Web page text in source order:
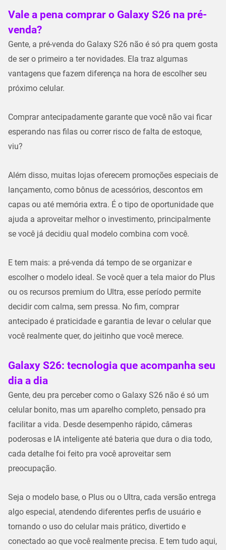
Vale a pena comprar o Galaxy S26 na pré-
venda?
Gente, a pré-venda do Galaxy S26 não é só pra quem gosta
de ser o primeiro a ter novidades. Ela traz algumas
vantagens que fazem diferença na hora de escolher seu
próximo celular.
Comprar antecipadamente garante que você não vai ficar
esperando nas filas ou correr risco de falta de estoque,
viu?
Além disso, muitas lojas oferecem promoções especiais de
lançamento, como bônus de acessórios, descontos em
capas ou até memória extra. É o tipo de oportunidade que
ajuda a aproveitar melhor o investimento, principalmente
se você já decidiu qual modelo combina com você.
E tem mais: a pré-venda dá tempo de se organizar e
escolher o modelo ideal. Se você quer a tela maior do Plus
ou os recursos premium do Ultra, esse período permite
decidir com calma, sem pressa. No fim, comprar
antecipado é praticidade e garantia de levar o celular que
você realmente quer, do jeitinho que você merece.
Galaxy S26: tecnologia que acompanha seu
dia a dia
Gente, deu pra perceber como o Galaxy S26 não é só um
celular bonito, mas um aparelho completo, pensado pra
facilitar a vida. Desde desempenho rápido, câmeras
poderosas e IA inteligente até bateria que dura o dia todo,
cada detalhe foi feito pra você aproveitar sem
preocupação.
Seja o modelo base, o Plus ou o Ultra, cada versão entrega
algo especial, atendendo diferentes perfis de usuário e
tornando o uso do celular mais prático, divertido e
conectado ao que você realmente precisa. E tem tudo aqui,